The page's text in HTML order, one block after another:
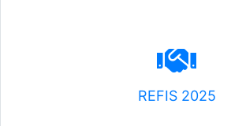
REFIS 2025